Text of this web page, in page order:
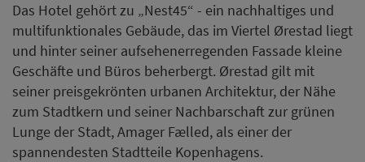
Das Hotel gehört zu „Nest45“ - ein nachhaltiges und
multifunktionales Gebäude, das im Viertel Ørestad liegt
und hinter seiner aufsehenerregenden Fassade kleine
Geschäfte und Büros beherbergt. Ørestad gilt mit
seiner preisgekrönten urbanen Architektur, der Nähe
zum Stadtkern und seiner Nachbarschaft zur grünen
Lunge der Stadt, Amager Fælled, als einer der
spannendesten Stadtteile Kopenhagens.